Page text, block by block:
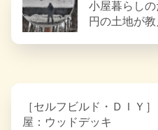
小屋暮らし
円の土地が
［セルフビルド・ＤＩＹ
屋：ウッドデッキ